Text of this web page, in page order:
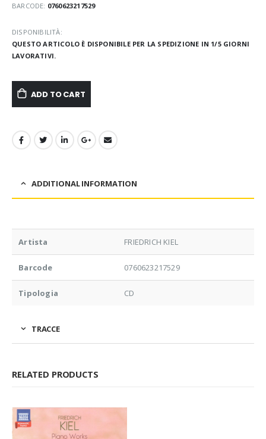
BARCODE: 0760623217529
DISPONIBILITÀ:
QUESTO ARTICOLO È DISPONIBILE PER LA SPEDIZIONE IN 1/5 GIORNI
LAVORATIVI.
ADD TO CART
ADDITIONAL INFORMATION
Artista FRIEDRICH KIEL
Barcode 0760623217529
Tipologia CD
TRACCE
RELATED PRODUCTS